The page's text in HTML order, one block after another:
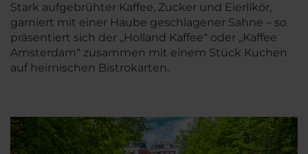
Stark aufgebrühter Kaffee, Zucker und Eierlikör,
garniert mit einer Haube geschlagener Sahne – so
präsentiert sich der „Holland Kaffee“ oder „Kaffee
Amsterdam“ zusammen mit einem Stück Kuchen
auf heimischen Bistrokarten.